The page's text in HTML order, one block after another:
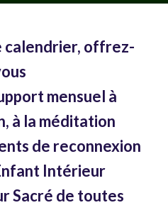
calendrier, offrez-
mensuel à
à la méditation
de reconnexion
Intérieur
Sacré de toutes